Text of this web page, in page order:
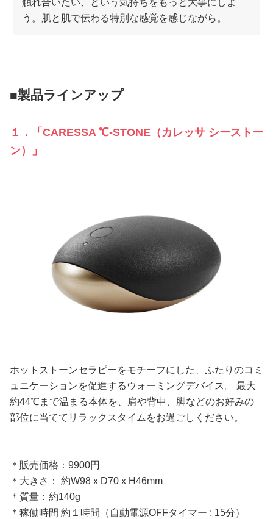
触れ合いたい、という気持ちをもっと大事にしよ
う。肌と肌で伝わる特別な感覚を感じながら。
■製品ラインアップ
１．「CARESSA ℃-STONE（カレッサ シーストー
ン）」
ホットストーンセラピーをモチーフにした、ふたりのコミ
ュニケーションを促進するウォーミングデバイス。 最大
約44℃まで温まる本体を、肩や背中、脚などのお好みの
部位に当ててリラックスタイムをお過ごしください。
＊販売価格：9900円
＊大きさ： 約W98 x D70 x H46mm
＊質量：約140g
＊稼働時間 約１時間（自動電源OFFタイマー : 15分）